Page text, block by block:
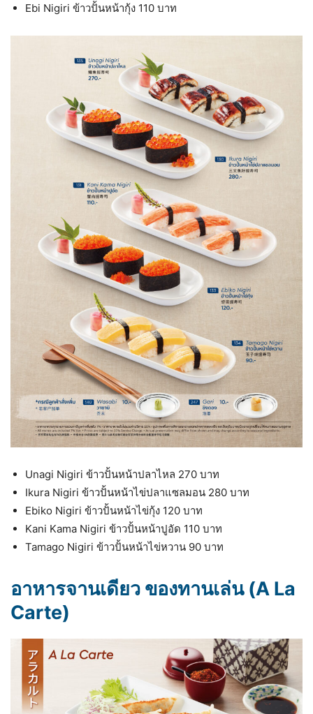
Ebi Nigiri ข้าวปั้นหน้ากุ้ง 110 บาท
Unagi Nigiri ข้าวปั้นหน้าปลาไหล 270 บาท
Ikura Nigiri ข้าวปั้นหน้าไข่ปลาแซลมอน 280 บาท
Ebiko Nigiri ข้าวปั้นหน้าไข่กุ้ง 120 บาท
Kani Kama Nigiri ข้าวปั้นหน้าปูอัด 110 บาท
Tamago Nigiri ข้าวปั้นหน้าไข่หวาน 90 บาท
อาหารจานเดียว ของทานเล่น (A La
Carte)